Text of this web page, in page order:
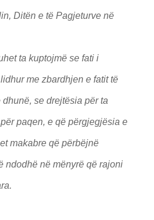
Ditën e të Pagjeturve në
ta kuptojmë se fati i
me zbardhjen e fatit të
se drejtësia për ta
paqen, e që përgjegjësia e
makabre që përbëjnë
ndodhë në mënyrë që rajoni